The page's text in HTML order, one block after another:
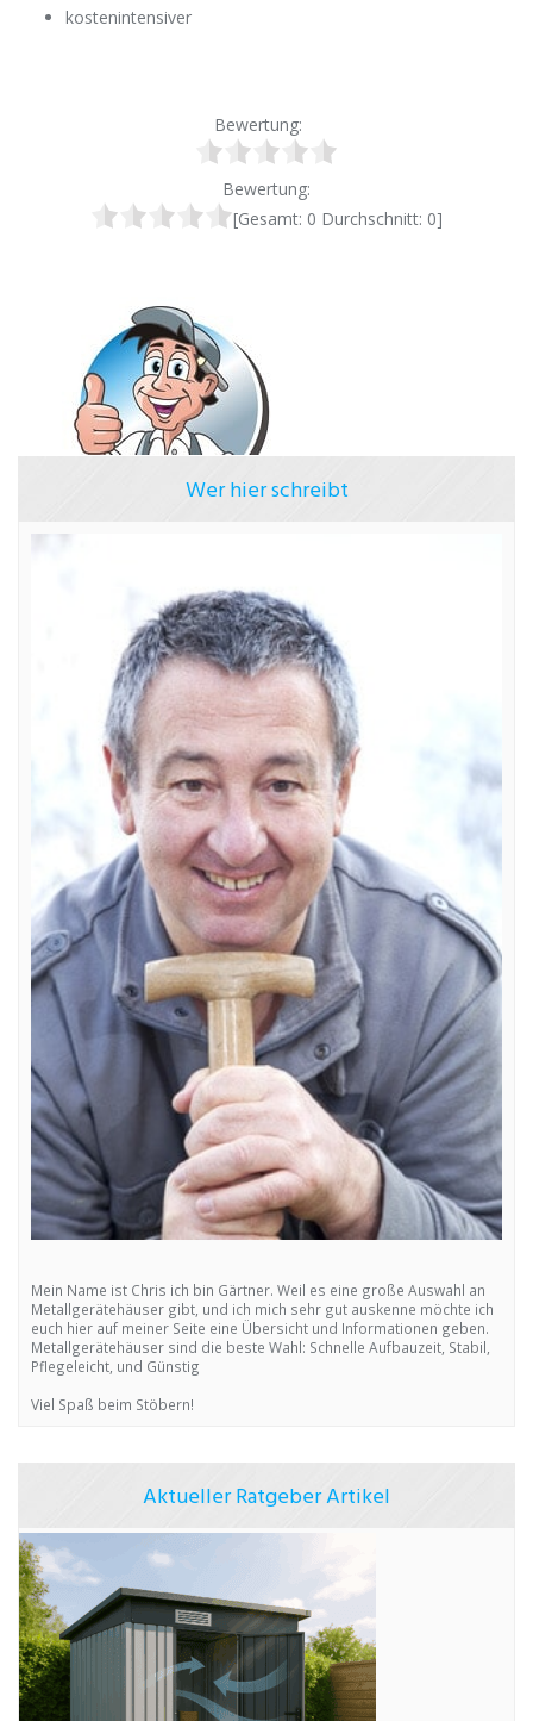
kostenintensiver
Bewertung:
Bewertung:
[Gesamt: 0 Durchschnitt: 0]
Wer hier schreibt
Mein Name ist Chris ich bin Gärtner. Weil es eine große Auswahl an
Metallgerätehäuser gibt, und ich mich sehr gut auskenne möchte ich
euch hier auf meiner Seite eine Übersicht und Informationen geben.
Metallgerätehäuser sind die beste Wahl: Schnelle Aufbauzeit, Stabil,
Pflegeleicht, und Günstig
Viel Spaß beim Stöbern!
Aktueller Ratgeber Artikel